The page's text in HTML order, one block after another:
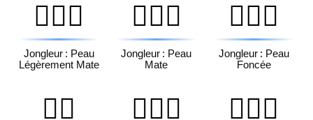
🤹🏽‍♂️
Jongleur : Peau
Légèrement Mate
🤹🏾‍♂️
Jongleur : Peau
Mate
🤹🏿‍♂️
Jongleur : Peau
Foncée
🤹‍♀️ 🤹🏻‍♀️ 🤹🏼‍♀️